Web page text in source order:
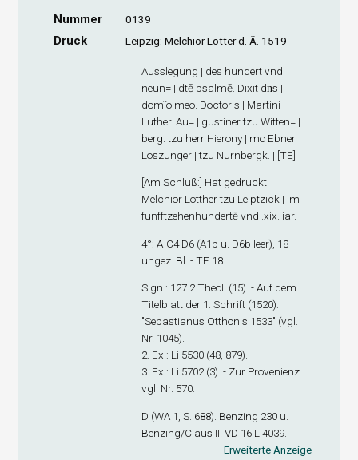
Nummer 0139
Druck Leipzig: Melchior Lotter d. Ä. 1519
Ausslegung | des hundert vnd
neun= | dtē psalmē. Dixit dn̄s |
domĩo meo. Doctoris | Martini
Luther. Au= | gustiner tzu Witten= |
berg. tzu herr Hierony | mo Ebner
Loszunger | tzu Nurnbergk. | [TE]
[Am Schluß:] Hat gedruckt
Melchior Lotther tzu Leiptzick | im
funfftzehenhundertē vnd .xix. iar. |
4°: A-C4D6 (A1b u. D6b leer), 18
ungez. Bl. - TE 18.
Sign.: 127.2 Theol. (15). - Auf dem
Titelblatt der 1. Schrift (1520):
"Sebastianus Otthonis 1533" (vgl.
Nr. 1045).
2. Ex.: Li 5530 (48, 879).
3. Ex.: Li 5702 (3). - Zur Provenienz
vgl. Nr. 570.
D (WA 1, S. 688). Benzing 230 u.
Benzing/Claus II. VD 16 L 4039.
Erweiterte Anzeige